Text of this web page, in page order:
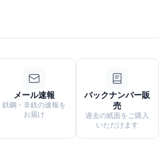
メール速報
鉄鋼・非鉄の速報を
お届け
バックナンバー販
売
過去の紙面をご購入
いただけます